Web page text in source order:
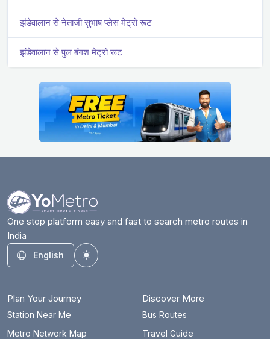
झंडेवालान से नेताजी सुभाष प्लेस मेट्रो रूट
झंडेवालान से पुल बंगश मेट्रो रूट
One stop platform easy and fast to search metro routes in
India
English
Toggle theme
Plan Your Journey
Station Near Me
Metro Network Map
Discover More
Bus Routes
Travel Guide